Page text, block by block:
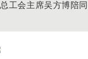
工会主席吴方博陪同